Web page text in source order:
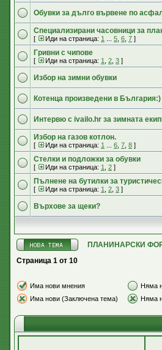
Обувки за дълго вървене по
Специализирани часовници за
[ Иди на страница: 1 5 6 7 ]
Гривни с чипове
[ Иди на страница: 1 2 3 ]
Избор на зимни обувки
Котенца произведени в България:)
Интервю с ivailo.hr за зимната
Избор на газов котлон.
[ Иди на страница: 1 6 7 8 ]
Стелки и подложки за обувки
[ Иди на страница: 1 2 ]
Пълнене на бутилки за
[ Иди на страница: 1 2 3 ]
Върхове за щеки?
ПЛАНИНАРСКИ
Страница 1 от 10
Има нови мнения Няма
Има нови (Заключена тема)
Няма